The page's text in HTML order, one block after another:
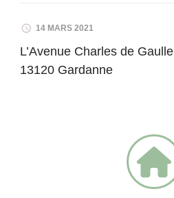
14 MARS 2021
L’Avenue Charles de Gaulle
13120 Gardanne